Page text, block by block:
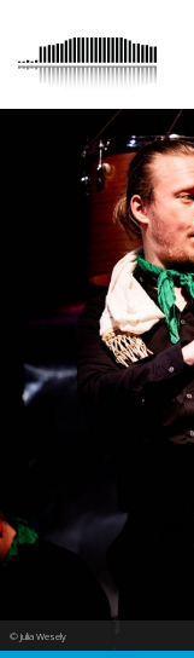
© Julia Wesely